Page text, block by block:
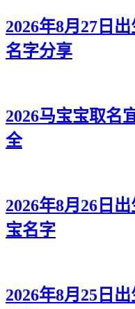
2026年8月27日
名字分享
2026马宝宝取名
全
2026年8月26日
宝名字
2026年8月25日